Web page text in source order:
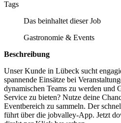
Tags
Das beinhaltet dieser Job
Gastronomie & Events
Beschreibung
Unser Kunde in Lübeck sucht
spannende Einsätze bei
dynamischen Teams zu werden und
Service zu bieten? Nutze deine
Eventbereich zu sammeln. Der
führt über die jobvalley-App. Jetzt